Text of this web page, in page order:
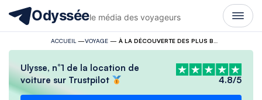
Odysséele média des voyageurs
ACCUEIL —VOYAGE—
Ulysse, n°1 de la location de
voiture sur Trustpilot
4.8/5